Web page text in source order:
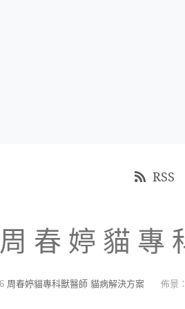
RSS
周春婷貓專
周春婷貓專科獸醫師 貓病解決方案 佈景：